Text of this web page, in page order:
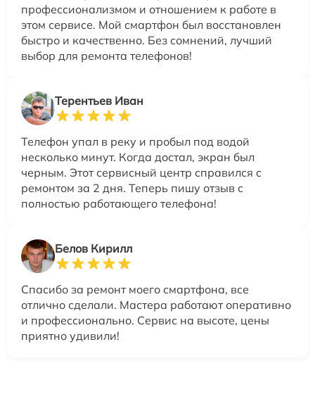
профессионализмом и отношением к работе в
этом сервисе. Мой смартфон был восстановлен
быстро и качественно. Без сомнений, лучший
выбор для ремонта телефонов!
Терентьев Иван
Телефон упал в реку и пробыл под водой
несколько минут. Когда достал, экран был
черным. Этот сервисный центр справился с
ремонтом за 2 дня. Теперь пишу отзыв с
полностью работающего телефона!
Белов Кирилл
Спасибо за ремонт моего смартфона, все
отлично сделали. Мастера работают оперативно
и профессионально. Сервис на высоте, цены
приятно удивили!